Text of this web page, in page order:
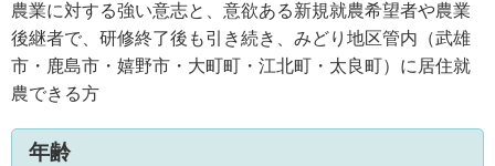
農業に対する強い意志と、意欲ある新規就農希望者や農業
後継者で、研修終了後も引き続き、みどり地区管内（武雄
市・鹿島市・嬉野市・大町町・江北町・太良町）に居住就
農できる方
年齢